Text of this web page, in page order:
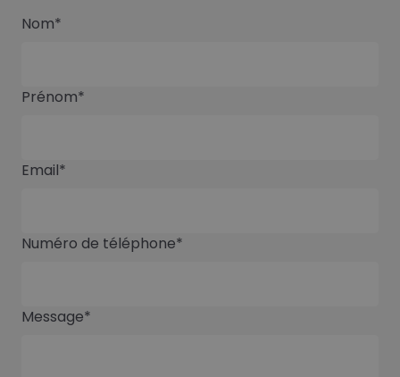
Nom*
Prénom*
Email*
Numéro de téléphone*
Message*